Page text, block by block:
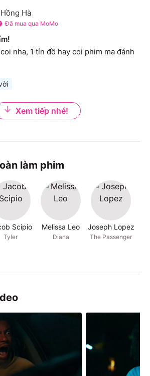
Hà
Đã mua qua MoMo
nha, 1 tín đồ hay coi phim ma đánh
Xem tiếp nhé!
làm phim
Scipio
Tyler
Melissa Leo
Diana
Joseph Lopez
The Passenger